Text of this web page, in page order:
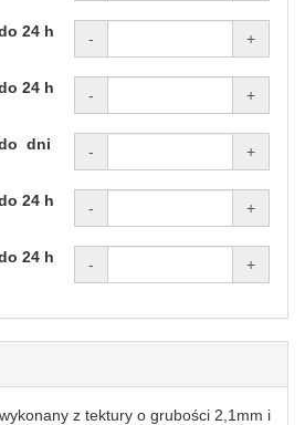
24 h - +
24 h - +
dni - +
24 h - +
24 h - +
z tektury o grubości 2,1mm i